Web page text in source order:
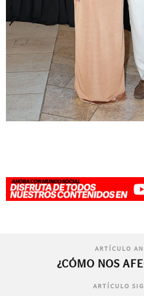
ARTÍCULO
¿CÓMO NOS
ARTÍCULO